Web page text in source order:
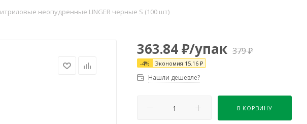
неопудренные LINGER черные S (100 шт)
363.84₽/упак 379₽
-4% Экономия 15.16 ₽
Нашли дешевле?
В КОРЗИНУ